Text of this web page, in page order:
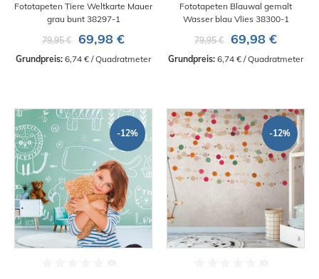
Fototapeten Tiere Weltkarte Mauer
grau bunt 38297-1
79,95 €
69,98 €
Grundpreis: 6,74 € / Quadratmeter
Fototapeten Blauwal gemalt
Wasser blau Vlies 38300-1
79,95 €
69,98 €
Grundpreis: 6,74 € / Quadratmeter
-12% -12%